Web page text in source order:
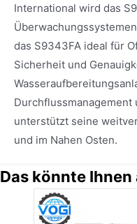
International wird das
das S9343FA ideal für
Sicherheit und
unterstützt seine
und im Nahen Osten.
Das könnte